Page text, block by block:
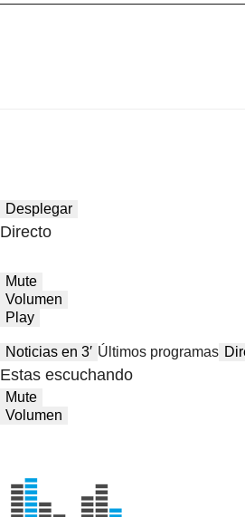
Desplegar
Directo
Mute
Volumen
Play
Noticias en 3′ Últimos programas
Estas escuchando
Mute
Volumen